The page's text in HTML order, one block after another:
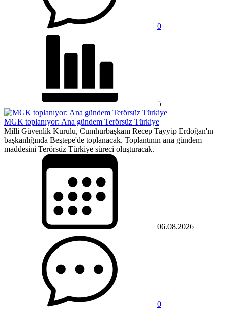
0
5
MGK toplanıyor: Ana gündem Terörsüz Türkiye
Milli Güvenlik Kurulu, Cumhurbaşkanı Recep Tayyip Erdoğan'ın
başkanlığında Beştepe'de toplanacak. Toplantının ana gündem
maddesini Terörsüz Türkiye süreci oluşturacak.
06.08.2026
0